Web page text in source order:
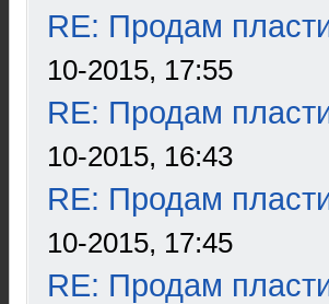
RE: Продам
10-2015, 17:55
RE: Продам
10-2015, 16:43
RE: Продам
10-2015, 17:45
RE: Продам